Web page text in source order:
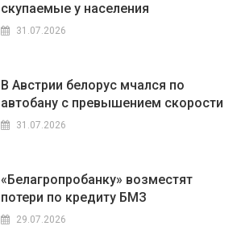
скупаемые у населения
31.07.2026
В Австрии белорус мчался по
автобану с превышением скорости
31.07.2026
«Белагропробанку» возместят
потери по кредиту БМЗ
29.07.2026